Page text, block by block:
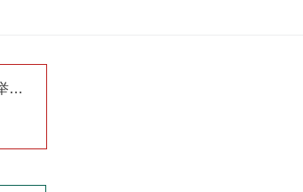
第四届“石狮杯”全国高校毕业生服装设计大赛举办通知